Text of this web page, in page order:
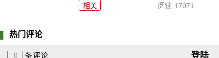
相关 阅读 17071
热门评论
0 条评论 登陆